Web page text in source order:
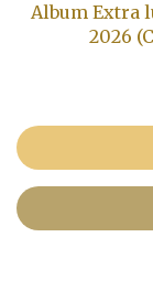
Album Extra
2026